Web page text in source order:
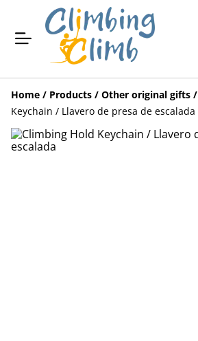
Home / Products / Other original gifts /
Keychain / Llavero de presa de escalada